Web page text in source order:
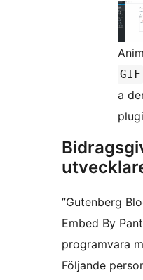
GIF
a
”Gutenberg
Embed By
programvara
Följande